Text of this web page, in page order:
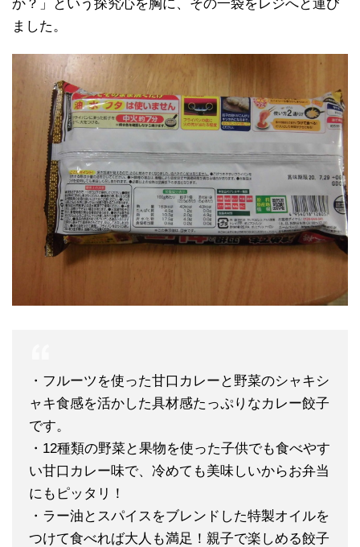
か？」という探究心を胸に、その一袋をレジへと運び
ました。
・フルーツを使った甘口カレーと野菜のシャキシ
ャキ食感を活かした具材感たっぷりなカレー餃子
です。
・12種類の野菜と果物を使った子供でも食べやす
い甘口カレー味で、冷めても美味しいからお弁当
にもピッタリ！
・ラー油とスパイスをブレンドした特製オイルを
つけて食べれば大人も満足！親子で楽しめる餃子